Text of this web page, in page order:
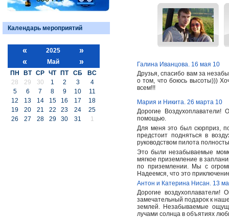
Календарь мероприятий
« 2025
»
«
Май »
ПН ВТ СР ЧТ ПТ СБ
ВС
28
29 30 1 2 3
4
5
6 7 8 9 10
11
12
13 14 15 16 17
18
19
20 21 22 23 24
25
26
27 28 29 30 31 1
Галина Иванцова. 16 мая 10
Друзья, спасибо вам за
о том, что боюсь высоты)))
всем!!!
Мария и Никита. 26 марта 10
Дорогие
помощью.
Для меня это был сюрприз,
предстоит подняться в
руководством пилота
Это были незабываемые
мягкое приземление в
по приземлении. Мы с
Надеемся, что это
Антон и Катерина Нисан. 13
Дорогие
замечательный подарок к
землей. Незабываемые
лучами солнца в объятиях